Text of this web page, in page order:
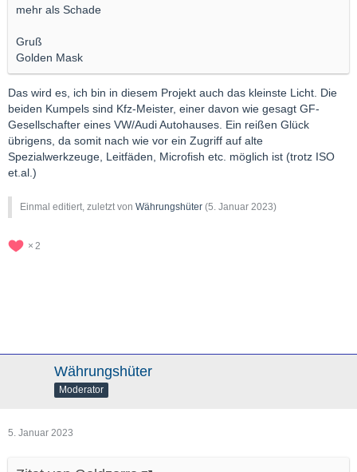
mehr als Schade
Gruß
Golden Mask
Das wird es, ich bin in diesem Projekt auch das kleinste Licht. Die
beiden Kumpels sind Kfz-Meister, einer davon wie gesagt GF-
Gesellschafter eines VW/Audi Autohauses. Ein reißen Glück
übrigens, da somit nach wie vor ein Zugriff auf alte
Spezialwerkzeuge, Leitfäden, Microfish etc. möglich ist (trotz ISO
et.al.)
Einmal editiert, zuletzt von Währungshüter (5. Januar 2023)
2
Währungshüter
Moderator
5. Januar 2023